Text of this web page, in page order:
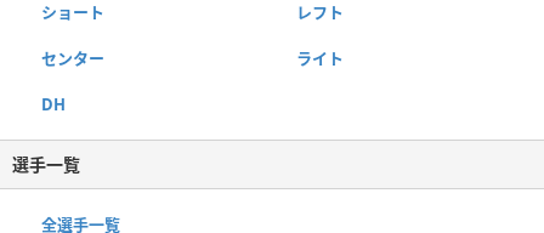
ショート レフト
センター ライト
DH
選手一覧
全選手一覧